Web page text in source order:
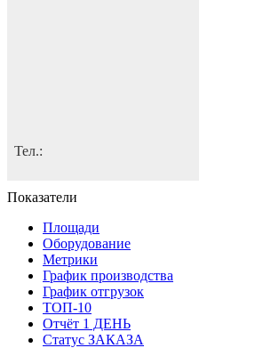
Тел.:
Показатели
Площади
Оборудование
Метрики
График производства
График отгрузок
ТОП-10
Отчёт 1 ДЕНЬ
Статус ЗАКАЗА